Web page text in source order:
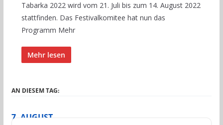
Tabarka 2022 wird vom 21. Juli bis zum 14. August 2022
stattfinden. Das Festivalkomitee hat nun das
Programm Mehr
Mehr lesen
AN DIESEM TAG:
7. AUGUST